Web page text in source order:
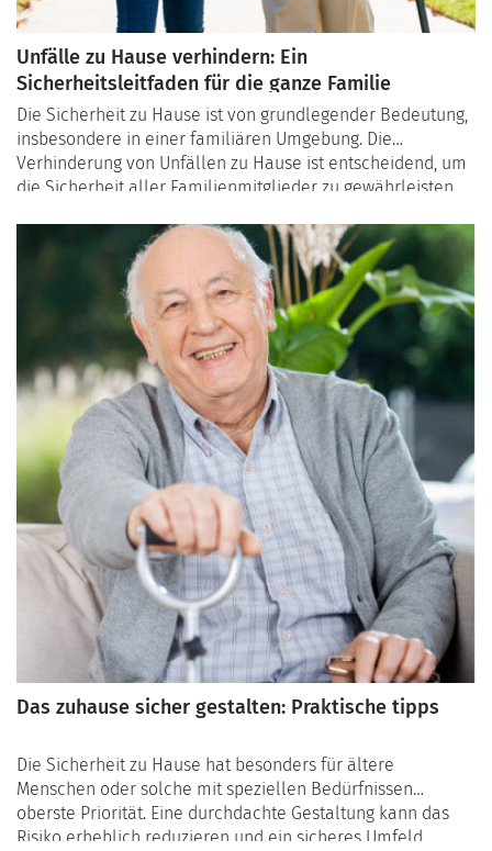
Unfälle zu Hause verhindern: Ein
Sicherheitsleitfaden für die ganze Familie
Die Sicherheit zu Hause ist von grundlegender Bedeutung,
insbesondere in einer familiären Umgebung. Die
Verhinderung von Unfällen zu Hause ist entscheidend, um
die Sicherheit aller Familienmitglieder zu gewährleisten,
ein umfassender Leitfaden mit praktischen Tipps zur
Schaffung einer sicheren häuslichen Umgebung.
Das zuhause sicher gestalten: Praktische tipps
Die Sicherheit zu Hause hat besonders für ältere
Menschen oder solche mit speziellen Bedürfnissen
oberste Priorität. Eine durchdachte Gestaltung kann das
Risiko erheblich reduzieren und ein sicheres Umfeld